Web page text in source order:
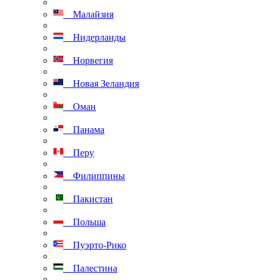
Малайзия
Нидерланды
Норвегия
Новая Зеландия
Оман
Панама
Перу
Филиппины
Пакистан
Польша
Пуэрто-Рико
Палестина